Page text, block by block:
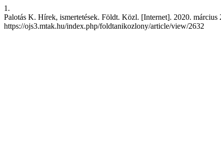
1.
Palotás K. Hírek, ismertetések. Földt. Közl. [Internet]. 2020.
https://ojs3.mtak.hu/index.php/foldtanikozlony/article/view/2632